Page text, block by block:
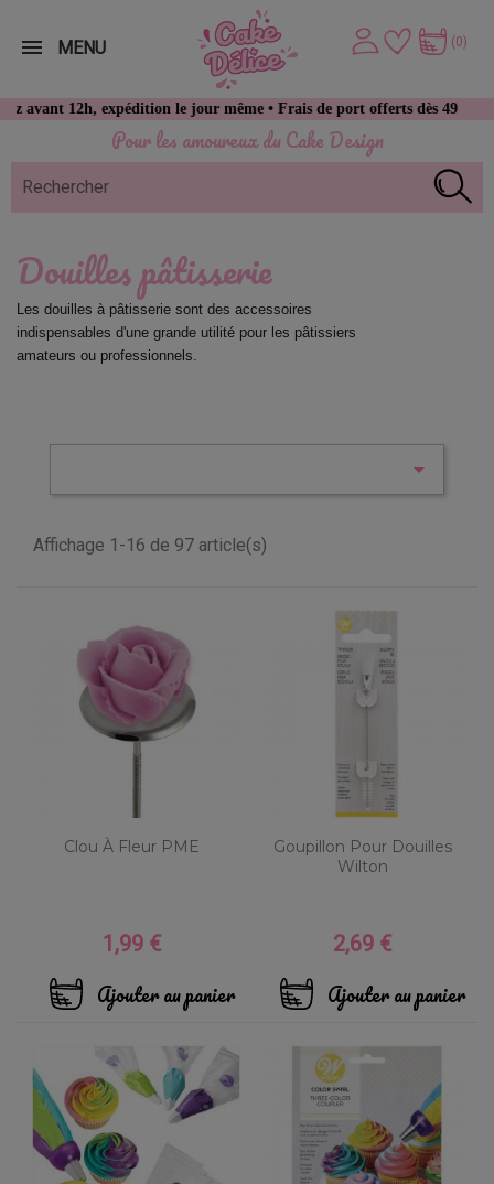
Pour les amoureux du Cake Design
12h, expédition le jour même • Frais de port offerts dès 49 € d’achat
(0)
MENU
Douilles pâtisserie
Les douilles à pâtisserie sont des accessoires
indispensables d'une grande utilité pour les pâtissiers
amateurs ou professionnels.

Affichage 1-16 de 97 article(s)
Clou À Fleur PME
Prix
1,99 €
Ajouter au panier
Goupillon Pour Douilles
Wilton
Prix
2,69 €
Ajouter au panier